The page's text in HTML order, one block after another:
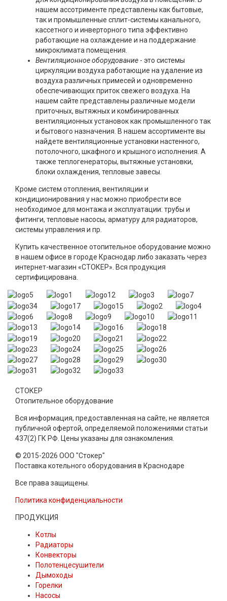
нашем ассотрименте представлены как бытовые,
так и промышленные сплит-системы канального,
кассетного и инверторного типа эффективно
работающие на охлаждение и на поддержание
микроклимата помещения.
Вентиляционное оборудование - это системы
циркуляции воздуха работающие на удаление из
воздуха различных примесей и одновременно
обеспечивающих приток свежего воздуха. На
нашем сайте представлены различные модели
приточных, вытяжных и комбинированных
вентиляционных установок как промышленного так
и бытового назначения. В нашем ассортименте вы
найдете вентиляционные установки настенного,
потолочного, шкафного и крышного исполнения. А
также теплогенераторы, вытяжные установки,
блоки охлаждения, тепловые завесы.
Кроме систем отопления, вентиляции и
кондиционирования у нас можно приобрести все
необходимое для монтажа и эксплуатации: трубы и
фитинги, тепловые насосы, арматуру для радиаторов,
системы управления и пр.
Купить качественное отопительное оборудование можно
в нашем офисе в городе Краснодар либо заказать через
интернет-магазин «СТОКЕР». Вся продукция
сертифицирована.
СТОКЕР
Отопительное оборудование
Вся информация, предоставленная на сайте, не является
публичной офертой, определяемой положениями статьи
437(2) ГК РФ. Цены указаны для ознакомления.
© 2015-2026 ООО "Стокер"
Поставка котельного оборудования в Краснодаре
Все права защищены.
Политика конфиденциальности
ПРОДУКЦИЯ
Котлы
Радиаторы
Конвекторы
Полотенцесушители
Дымоходы
Горелки
Насосы